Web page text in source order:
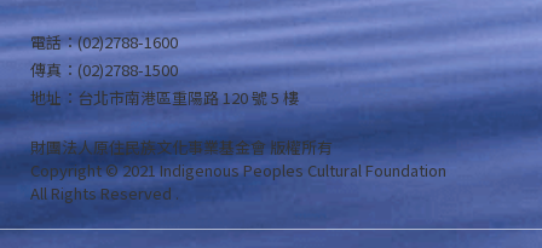
電話：(02)2788-1600
傳真：(02)2788-1500
地址：台北市南港區重陽路 120 號 5 樓
財團法人原住民族文化事業基金會 版權所有
Copyright © 2021 Indigenous Peoples Cultural Foundation
All Rights Reserved .